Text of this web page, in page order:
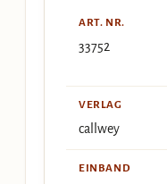
ART. NR.
33752
VERLAG
callwey
EINBAND